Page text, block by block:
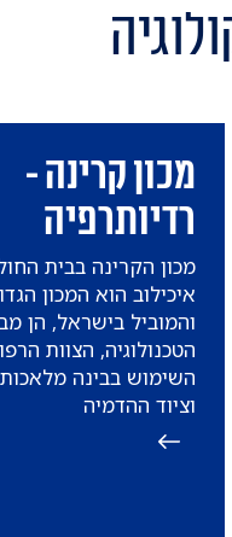
מכון קרינה -
רדיותרפיה
מכון הקרינה בבית
איכילוב הוא המכון
והמוביל בישראל, הן
הטכנולוגיה, הצוות
השימוש בבינה
וציוד ההדמיה